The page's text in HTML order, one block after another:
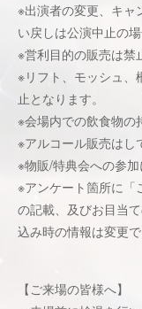
※出演者の変更、キャ
い戻しは公演中止の
※営利目的の販売は禁
※リフト、モッシュ、
止となります。
※会場内での飲食物の
※アルコール販売はし
※物販/特典会への参加
※アンケート箇所に「
の記載、及びお目当
込み時の情報は変更で
【ご来場の皆様へ】